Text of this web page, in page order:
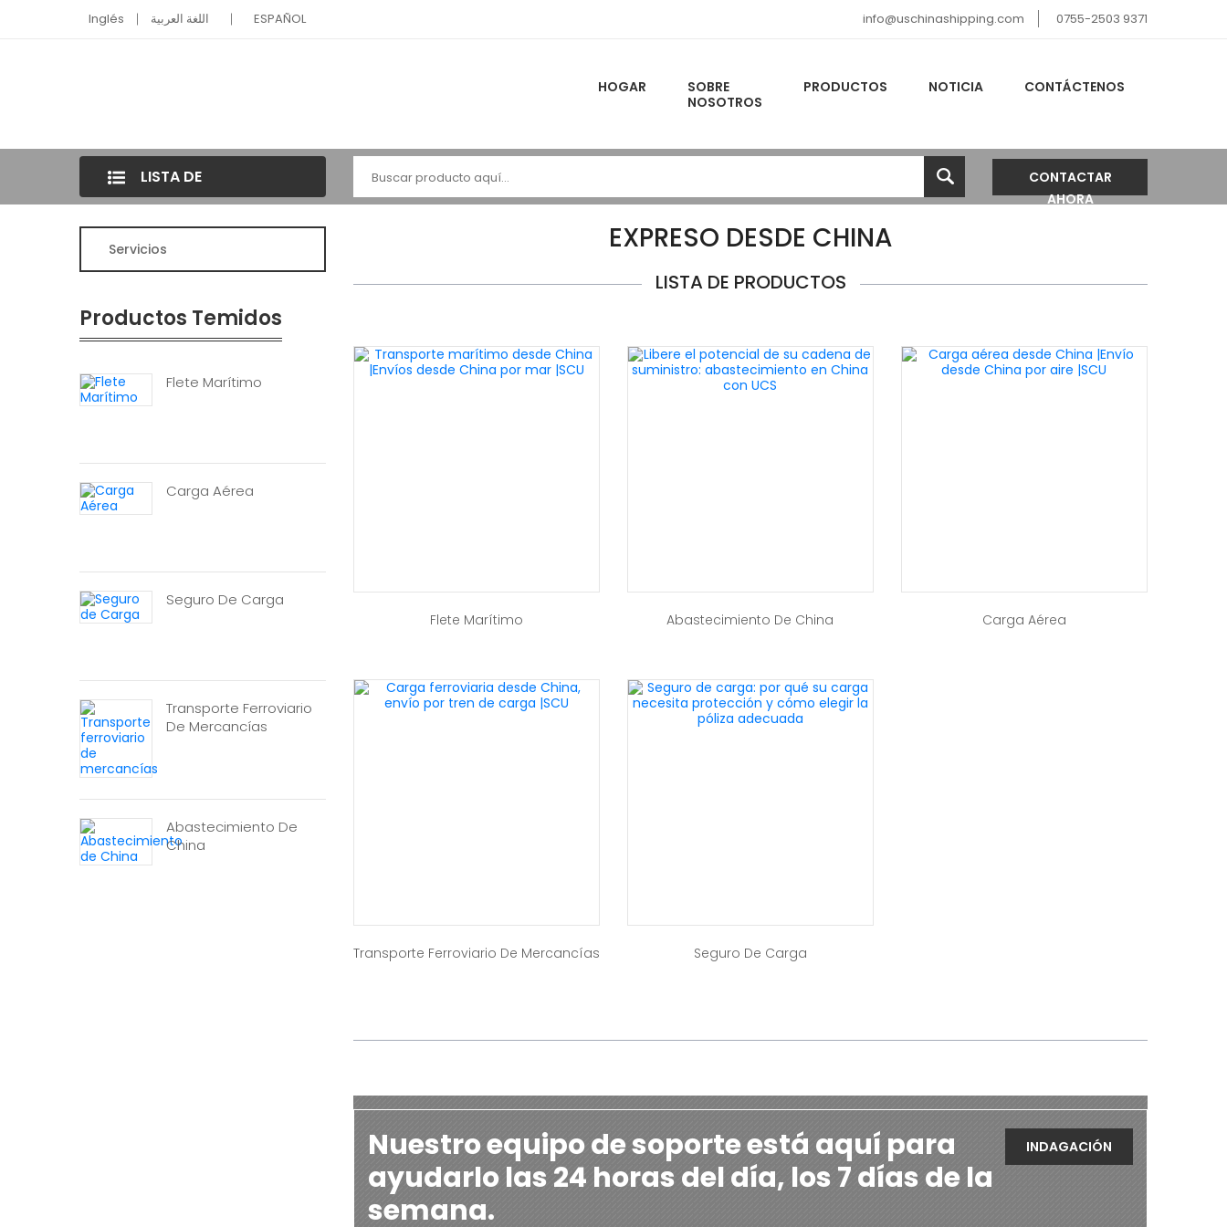
Inglés اللغة العربية ESPAÑOL info@uschinashipping.com 0755-2503 9371
HOGAR
SOBRE
NOSOTROS
PRODUCTOS NOTICIA CONTÁCTENOS
LISTA DE
CONTACTAR
AHORA
Servicios
Productos Temidos
Flete Marítimo
Carga Aérea
Seguro De Carga
Transporte Ferroviario
De Mercancías
Abastecimiento De
China
EXPRESO DESDE CHINA
LISTA DE PRODUCTOS
Flete Marítimo Abastecimiento De China Carga Aérea
Transporte Ferroviario De Mercancías Seguro De Carga
Nuestro equipo de soporte está aquí para
ayudarlo las 24 horas del día, los 7 días de la
semana.
INDAGACIÓN